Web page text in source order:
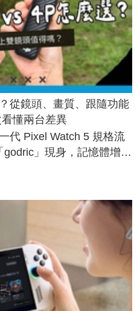
從鏡頭、畫質、跟隨功能
懂兩台差異
代 Pixel Watch 5 規格流
godric」現身，記憶體增強